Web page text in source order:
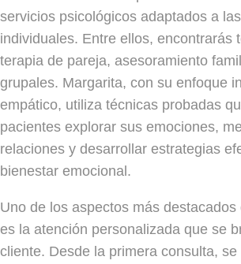
servicios psicológicos adaptados a
individuales. Entre ellos, encontrarás
terapia de pareja, asesoramiento
grupales. Margarita, con su enfoque
empático, utiliza técnicas probadas
pacientes explorar sus emociones,
relaciones y desarrollar estrategias
bienestar emocional.
Uno de los aspectos más destacados
es la atención personalizada que se
cliente. Desde la primera consulta, se